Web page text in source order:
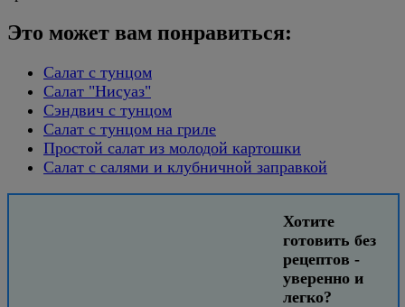
Это может вам понравиться:
Салат с тунцом
Салат "Нисуаз"
Сэндвич с тунцом
Салат с тунцом на гриле
Простой салат из молодой картошки
Салат с салями и клубничной заправкой
Хотите
готовить без
рецептов -
уверенно и
легко?